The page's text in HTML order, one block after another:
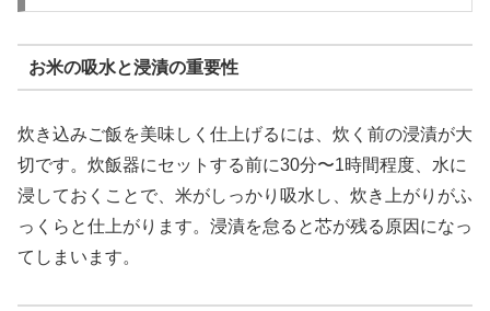
お米の吸水と浸漬の重要性
炊き込みご飯を美味しく仕上げるには、炊く前の浸漬が大
切です。炊飯器にセットする前に30分〜1時間程度、水に
浸しておくことで、米がしっかり吸水し、炊き上がりがふ
っくらと仕上がります。浸漬を怠ると芯が残る原因になっ
てしまいます。